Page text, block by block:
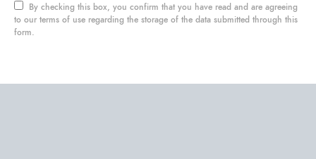
By checking this box, you confirm that you have read and are agreeing
to our terms of use regarding the storage of the data submitted through this
form.